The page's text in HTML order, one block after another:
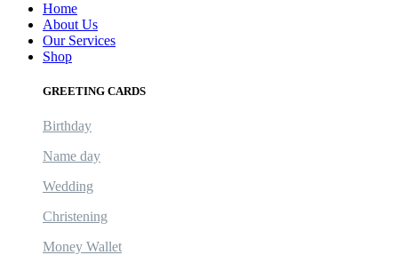
Home
About Us
Our Services
Shop
GREETING CARDS
Birthday
Name day
Wedding
Christening
Money Wallet